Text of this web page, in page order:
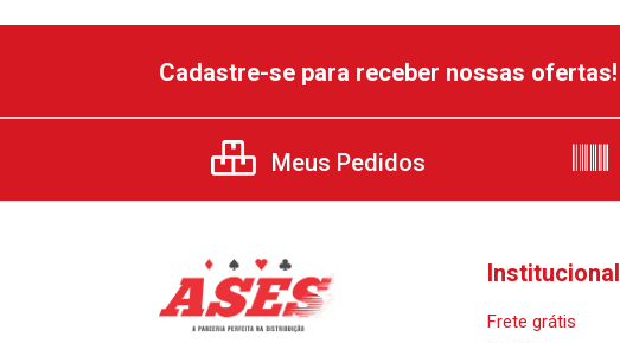
Cadastre-se para receber nossas ofertas!
Meus Pedidos
Institucional
Frete grátis